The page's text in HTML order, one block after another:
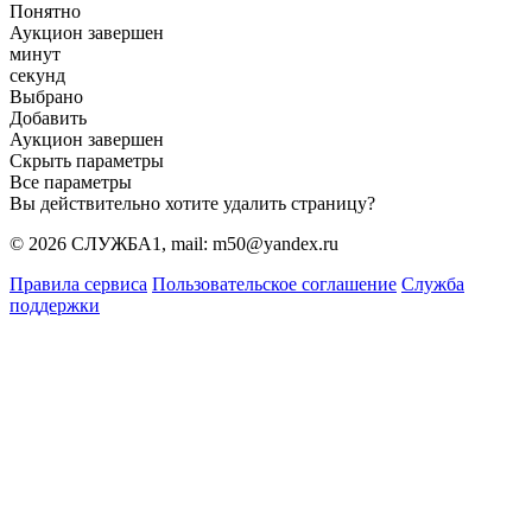
Понятно
Аукцион завершен
минут
секунд
Выбрано
Добавить
Аукцион завершен
Скрыть параметры
Все параметры
Вы действительно хотите удалить страницу?
© 2026 СЛУЖБА1, mail: m50@yandex.ru
Правила сервиса Пользовательское соглашение Служба
поддержки